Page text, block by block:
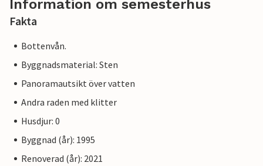
Information om semesterhus
Fakta
Bottenvån.
Byggnadsmaterial: Sten
Panoramautsikt över vatten
Andra raden med klitter
Husdjur: 0
Byggnad (år): 1995
Renoverad (år): 2021